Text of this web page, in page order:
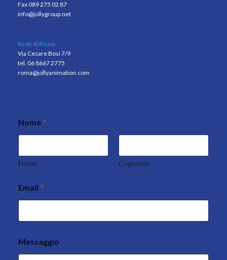
Fax 089 275 02 87
info@jollygroup.net
Sede di Roma
Via Cesare Bosi 7/9
tel. 06 8667 2775
roma@jollyanimation.com
Nome*
Nome Cognome
Email *
E
m
Messaggio